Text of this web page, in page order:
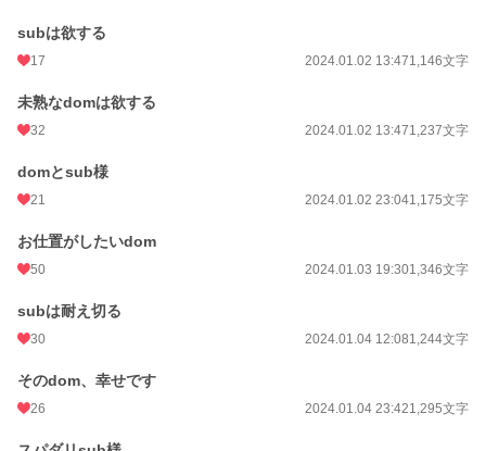
subは欲する
17 2024.01.02 13:471,146文字
未熟なdomは欲する
32 2024.01.02 13:471,237文字
domとsub様
21 2024.01.02 23:041,175文字
お仕置がしたいdom
50 2024.01.03 19:301,346文字
subは耐え切る
30 2024.01.04 12:081,244文字
そのdom、幸せです
26 2024.01.04 23:421,295文字